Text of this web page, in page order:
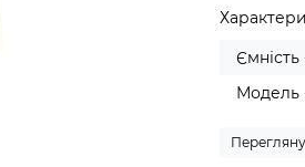
Ємність
Модель